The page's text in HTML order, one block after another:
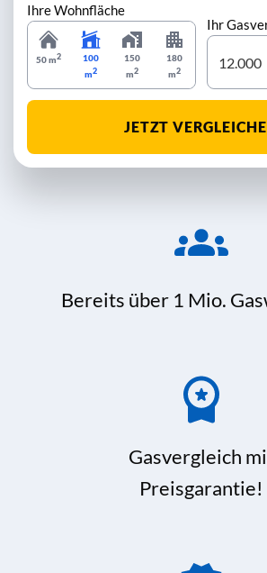
Ihre Wohnfläche
50 m2
100
m2
150
m2
180
m2
Ihr
JETZT
Bereits über 1 Mio.
Gasvergleich
Preisgarantie!